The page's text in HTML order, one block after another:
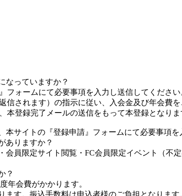
なっていますか？
フォームにて必要事項を入力し送信してください
信されます）の指示に従い、入会金及び年会費を
本登録完了メールの送信をもって本登録となりま
サイトの『登録申請』フォームにて必要事項
ありますか？
会員限定サイト閲覧・FC会員限定イベント（不
？
年会費がかかります。
ます。振込手数料は申込者様のご負担となります